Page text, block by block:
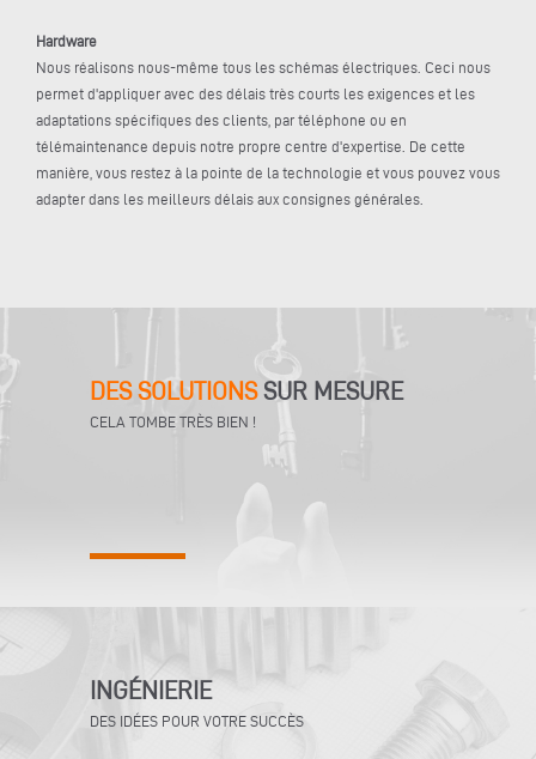
Hardware
Nous réalisons nous-même tous les schémas électriques. Ceci nous
permet d'appliquer avec des délais très courts les exigences et les
adaptations spécifiques des clients, par téléphone ou en
télémaintenance depuis notre propre centre d'expertise. De cette
manière, vous restez à la pointe de la technologie et vous pouvez vous
adapter dans les meilleurs délais aux consignes générales.
DES SOLUTIONSSUR MESURE
CELA TOMBE TRÈS BIEN !
INGÉNIERIE
DES IDÉES POUR VOTRE SUCCÈS